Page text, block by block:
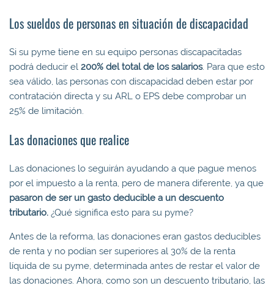
Los sueldos de personas en situación de discapacidad
Si su pyme tiene en su equipo personas discapacitadas
podrá deducir el 200% del total de los salarios. Para que esto
sea válido, las personas con discapacidad deben estar por
contratación directa y su ARL o EPS debe comprobar un
25% de limitación.
Las donaciones que realice
Las donaciones lo seguirán ayudando a que pague menos
por el impuesto a la renta, pero de manera diferente, ya que
pasaron de ser un gasto deducible a un descuento
tributario. ¿Qué significa esto para su pyme?
Antes de la reforma, las donaciones eran gastos deducibles
de renta y no podían ser superiores al 30% de la renta
líquida de su pyme, determinada antes de restar el valor de
las donaciones. Ahora, como son un descuento tributario, las